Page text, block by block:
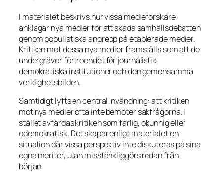
I materialet beskrivs hur vissa medieforskare
anklagar nya medier för att skada samhällsdebatten
genom populistiska angrepp på etablerade medier.
Kritiken mot dessa nya medier framställs som att de
undergräver förtroendet för journalistik,
demokratiska institutioner och den gemensamma
verklighetsbilden.
Samtidigt lyfts en central invändning: att kritiken
mot nya medier ofta inte bemöter sakfrågorna. I
stället avfärdas kritiken som farlig, okunnig eller
odemokratisk. Det skapar enligt materialet en
situation där vissa perspektiv inte diskuteras på sina
egna meriter, utan misstänkliggörs redan från
början.